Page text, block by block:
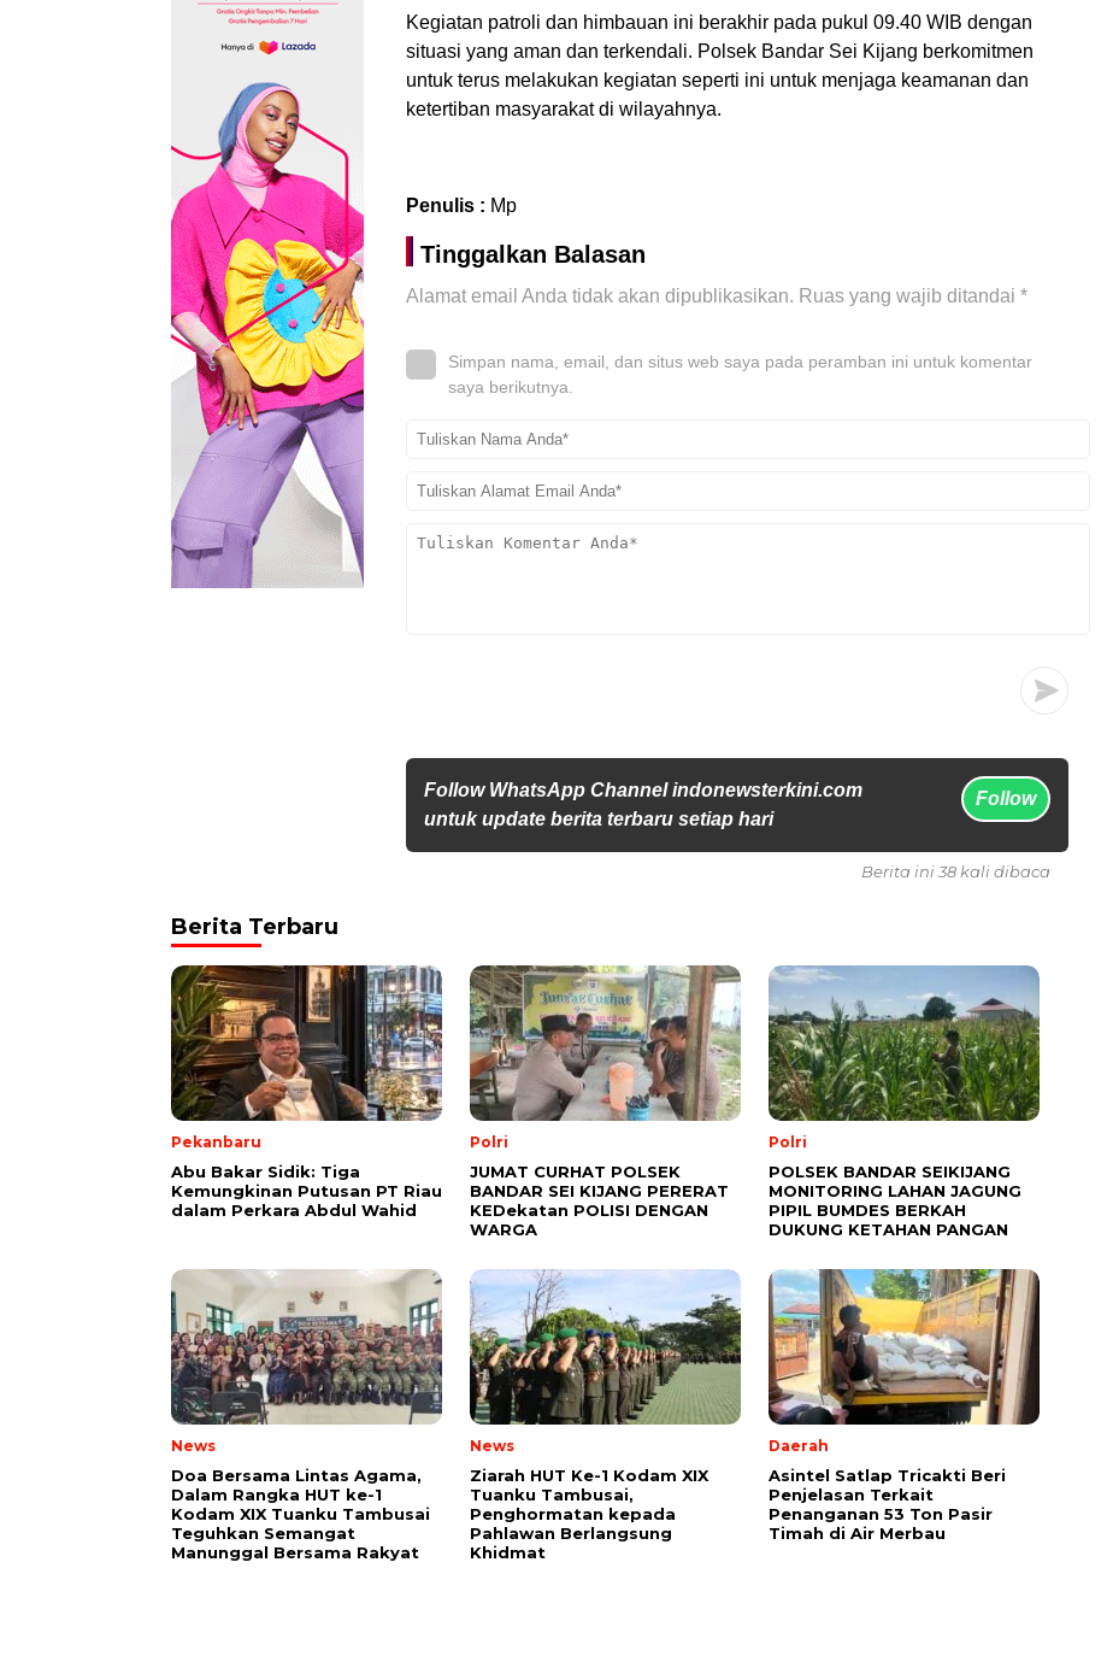
Kegiatan patroli dan himbauan ini berakhir pada pukul 09.40 WIB dengan
situasi yang aman dan terkendali. Polsek Bandar Sei Kijang berkomitmen
untuk terus melakukan kegiatan seperti ini untuk menjaga keamanan dan
ketertiban masyarakat di wilayahnya.
Penulis : Mp
Tinggalkan Balasan
Alamat email Anda tidak akan dipublikasikan. Ruas yang wajib ditandai *
Simpan nama, email, dan situs web saya pada peramban ini untuk komentar
saya berikutnya.
Follow WhatsApp Channel indonewsterkini.com
untuk update berita terbaru setiap hari
Follow
Berita ini 38 kali dibaca
Berita Terbaru
Pekanbaru
Abu Bakar Sidik: Tiga
Kemungkinan Putusan PT Riau
dalam Perkara Abdul Wahid
Polri
JUMAT CURHAT POLSEK
BANDAR SEI KIJANG PERERAT
KEDekatan POLISI DENGAN
WARGA
Polri
POLSEK BANDAR SEIKIJANG
MONITORING LAHAN JAGUNG
PIPIL BUMDES BERKAH
DUKUNG KETAHAN PANGAN
News
Doa Bersama Lintas Agama,
Dalam Rangka HUT ke-1
Kodam XIX Tuanku Tambusai
Teguhkan Semangat
Manunggal Bersama Rakyat
News
Ziarah HUT Ke-1 Kodam XIX
Tuanku Tambusai,
Penghormatan kepada
Pahlawan Berlangsung
Khidmat
Daerah
Asintel Satlap Tricakti Beri
Penjelasan Terkait
Penanganan 53 Ton Pasir
Timah di Air Merbau